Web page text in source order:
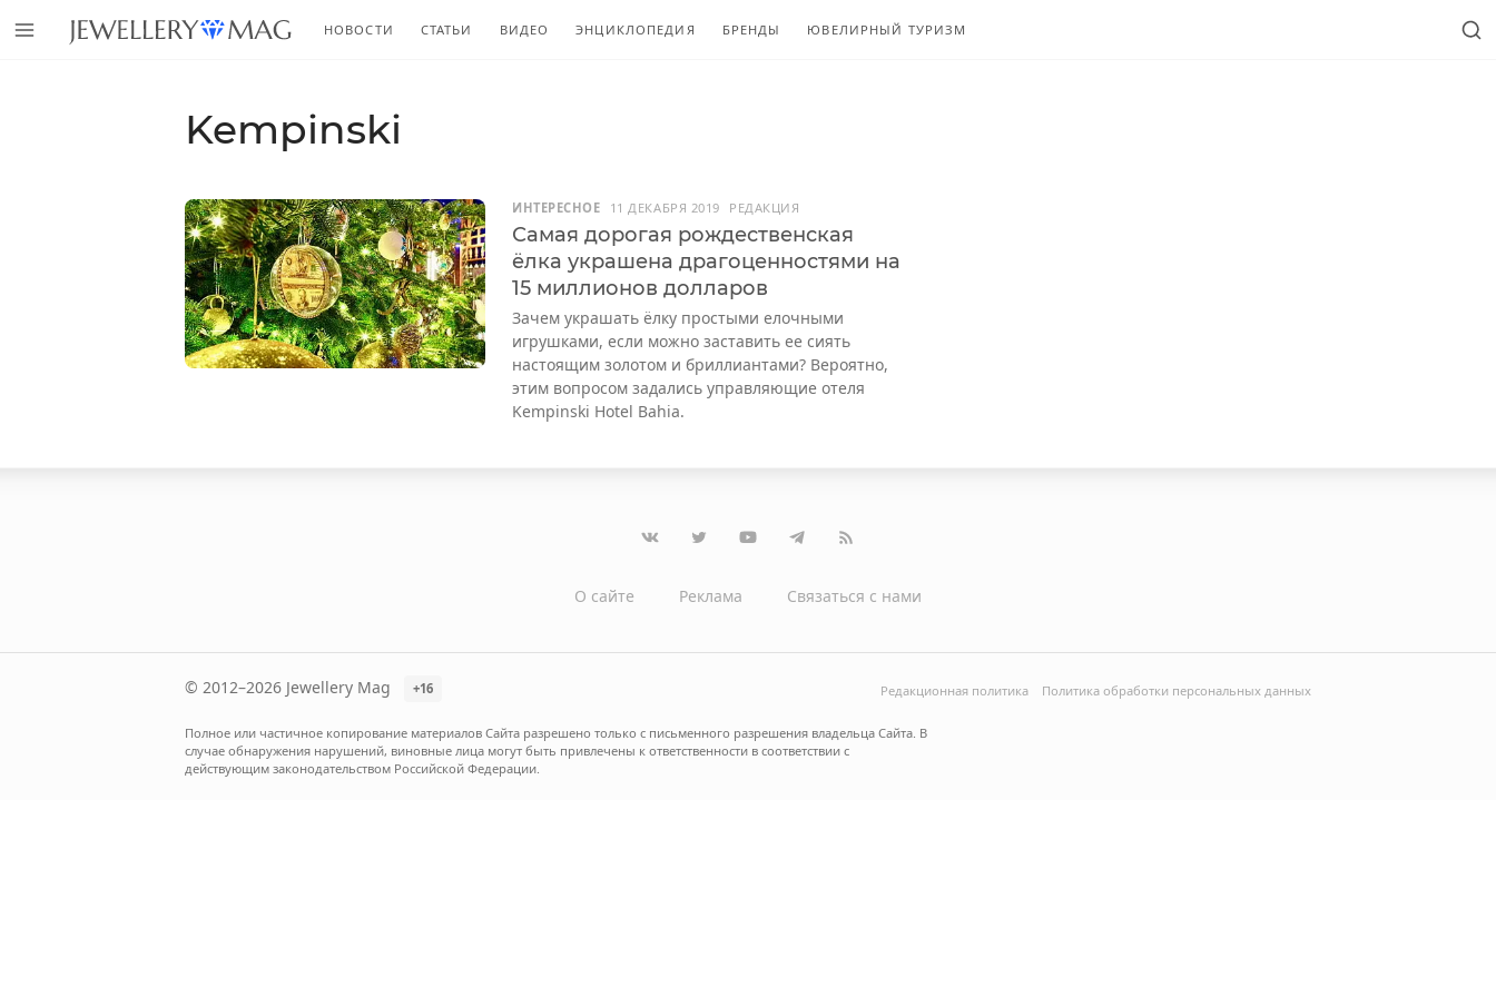
НОВОСТИ СТАТЬИ ВИДЕО ЭНЦИКЛОПЕДИЯ БРЕНДЫ ЮВЕЛИРНЫЙ ТУРИЗМ
Kempinski
ИНТЕРЕСНОЕ 11 ДЕКАБРЯ 2019 РЕДАКЦИЯ
Самая дорогая рождественская
ёлка украшена драгоценностями на
15 миллионов долларов
Зачем украшать ёлку простыми елочными
игрушками, если можно заставить ее сиять
настоящим золотом и бриллиантами? Вероятно,
этим вопросом задались управляющие отеля
Kempinski Hotel Bahia.
О сайте Реклама Связаться с нами
© 2012–2026 Jewellery Mag +16 Редакционная политика Политика обработки персональных данных
Полное или частичное копирование материалов Сайта разрешено только с письменного разрешения владельца Сайта. В
случае обнаружения нарушений, виновные лица могут быть привлечены к ответственности в соответствии с
действующим законодательством Российской Федерации.